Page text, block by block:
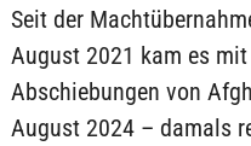
Seit der
August 2021 kam es
Abschiebungen von
August 2024 – damals